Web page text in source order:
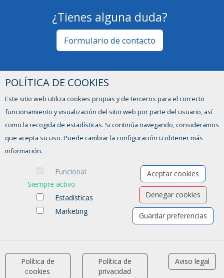
¿Tienes alguna duda?
Formulario de contacto
Aviso legal-Política de privacidad Política de Cookies-Accesibilidad
Software para las Agencias de colocación
POLÍTICA DE COOKIES
Este sitio web utiliza cookies propias y de terceros para el correcto
funcionamiento y visualización del sitio web por parte del usuario, así
como la recogida de estadísticas. Si continúa navegando, consideramos
que acepta su uso. Puede cambiar la configuración u obtener más
información.
Funcional
Siempre activo
Estadísticas
Marketing
Aceptar cookies
Denegar cookies
Guardar preferencias
Política de
cookies
Política de
privacidad
Aviso legal